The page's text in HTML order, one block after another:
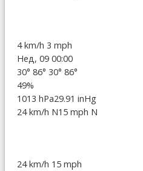
4 km/h 3 mph
Нед, 09 00:00
30° 86° 30° 86°
49%
1013 hPa29.91 inHg
24 km/h N15 mph N
24 km/h 15 mph